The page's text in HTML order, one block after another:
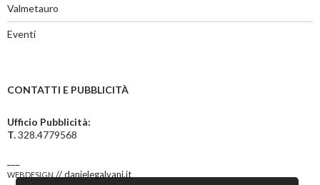
Valmetauro
Eventi
CONTATTI E PUBBLICITÀ
Ufficio Pubblicità:
T.328.4779568
webdesign // danielegalvani.it